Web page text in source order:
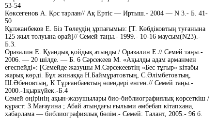
53-54
Көксегенов А. Қос тарлан// Ақ Ертіс — Иртыш.- 2004 — N 3.- Б. 41-
50
Құлжанбеков Е. Біз Төлеудің ұрпағымыз: [Т. Көбдіковтың туғанына
125 жыл толуына орай]// Семей таңы.- 1999.- 10-16 маусым(N23).-
Б.3.
Оразалин Е. Қуандық қойдық атыңды / Оразалин Е.// Семей таңы.-
2006. — 20 шілде. — Б. 6 Сәрсекеев М. «Ақылды адам арманмен
егеспейді»: [Cемейде жазушы М.Сәрсекеевтің «Бес тұғыр» кітабы
жарық көрді. Бұл жинаққа Н.Баймұратовтың, С.Әлімбетовтың,
Ш.Әбеновтың, К Тұрғанбаевтың өлеңдері енген.// Семей таңы.-
2000.-1қыркүйек.-Б.4
Семей өңірінің ақын-жазушылары био-библиографиялық көрсеткіш /
құраст: З.Мағауина ; Абай атындағы ғылыми әмбебап кітапхана,
хабарлама — библиографиялық бөлім.- Семей: Талант, 2005.- 96 б.